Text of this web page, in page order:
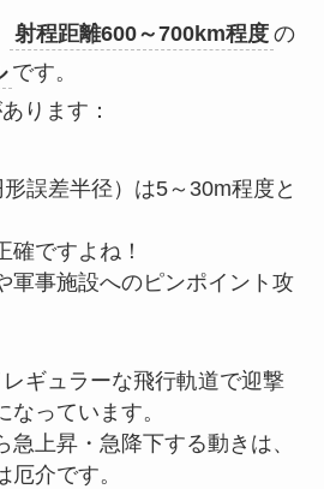
射程距離600～700km程度 の
です。
ります：
誤差半径）は5～30m程度と
確ですよね！
軍事施設へのピンポイント攻
レギュラーな飛行軌道で迎撃
なっています。
急上昇・急降下する動きは、
厄介です。